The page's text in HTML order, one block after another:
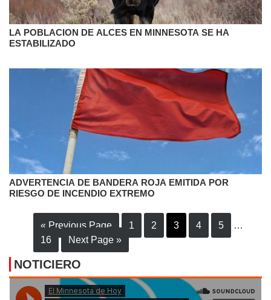
LA POBLACION DE ALCES EN MINNESOTA SE HA
ESTABILIZADO
ADVERTENCIA DE BANDERA ROJA EMITIDA POR
RIESGO DE INCENDIO EXTREMO
« Previous Page 1 2 3 4 5
…
16
Next Page »
NOTICIERO